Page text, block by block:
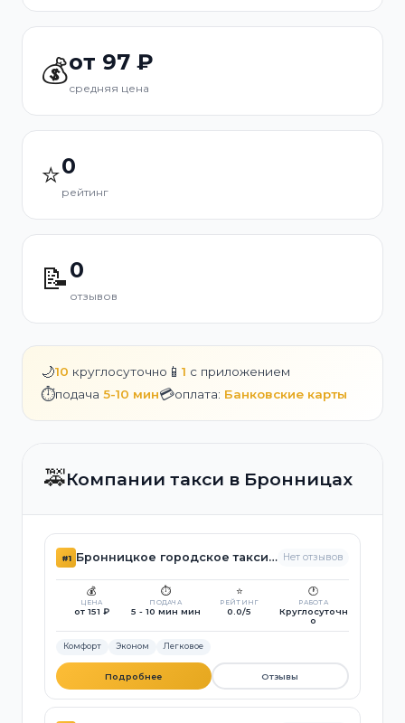
💰от 97 ₽
средняя цена
⭐0
рейтинг
📝0
отзывов
🌙10 круглосуточно 📱 1 с приложением
⏱️подача 5-10 мин💳оплата: Банковские карты
🚕Компании такси в Бронницах
#1 Бронницкое городское такси №1 Нет отзывов
💰
ЦЕНА
от 151 ₽
⏱️
ПОДАЧА
5 - 10 мин мин
⭐
РЕЙТИНГ
0.0/5
🕐
РАБОТА
Круглосуточн
о
Комфорт Эконом Легковое
Подробнее Отзывы